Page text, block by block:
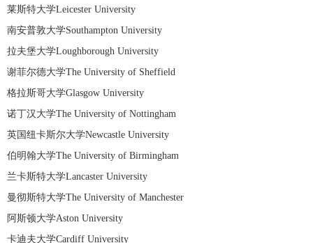
莱斯特大学Leicester University
南安普敦大学Southampton University
拉夫堡大学Loughborough University
谢菲尔德大学The University of Sheffield
格拉斯哥大学Glasgow University
诺丁汉大学The University of Nottingham
英国纽卡斯尔大学Newcastle University
伯明翰大学The University of Birmingham
兰卡斯特大学Lancaster University
曼彻斯特大学The University of Manchester
阿斯顿大学Aston University
卡迪夫大学Cardiff University